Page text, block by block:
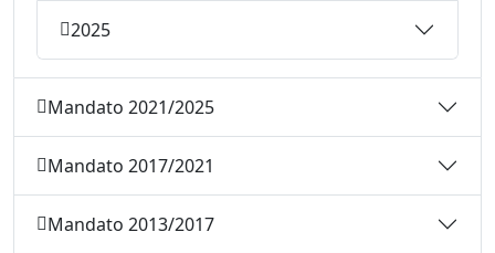
2025
Mandato 2021/2025
Mandato 2017/2021
Mandato 2013/2017